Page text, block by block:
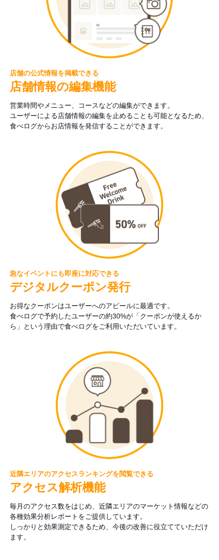
店舗の公式情報を掲載できる
店舗情報の編集機能
営業時間やメニュー、コースなどの編集ができます。
ユーザーによる店舗情報の編集を止めることも可能となるため、
食べログからお店情報を発信することができます。
急なイベントにも即座に対応できる
デジタルクーポン発行
お得なクーポンはユーザーへのアピールに最適です。
食べログで予約したユーザーの約30%が「クーポンが使えるか
ら」という理由で食べログをご利用いただいています。
近隣エリアのアクセスランキングを閲覧できる
アクセス解析機能
毎月のアクセス数をはじめ、近隣エリアのマーケット情報などの
各種効果分析レポートをご提供しています。
しっかりと効果測定できるため、今後の改善に役立てていただけ
ます。